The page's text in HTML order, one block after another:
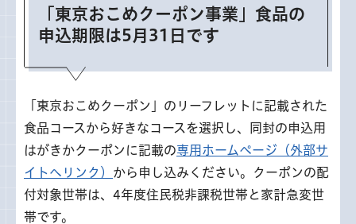
「東京おこめクーポン事業」食品の
申込期限は5月31日です
「東京おこめクーポン」のリーフレットに記載された
食品コースから好きなコースを選択し、同封の申込用
はがきかクーポンに記載の専用ホームページ（外部サ
イトへリンク） から申し込みください。クーポンの配
付対象世帯は、4年度住民税非課税世帯と家計急変世
帯です。